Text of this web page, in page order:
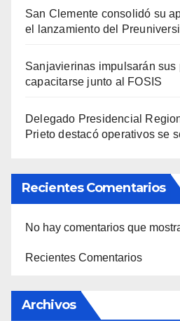
San Clemente consolidó su
el lanzamiento del
Sanjavierinas impulsarán
capacitarse junto al FOSIS
Delegado Presidencial
Prieto destacó operativos se
Recientes Comentarios
No hay comentarios que
Recientes Comentarios
Archivos